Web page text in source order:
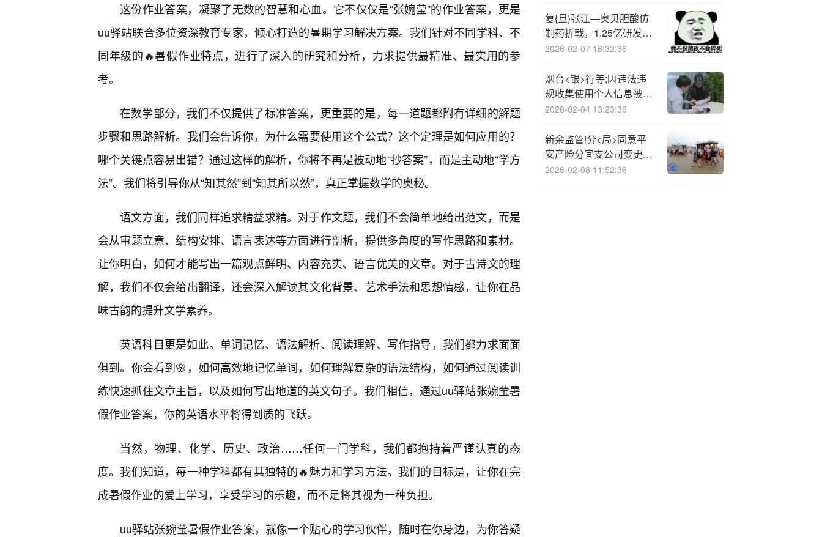
这份作业答案，凝聚了无数的智慧和心血。它不仅仅是“张婉莹”的作业答案，更是
uu驿站联合多位资深教育专家，倾心打造的暑期学习解决方案。我们针对不同学科、不
同年级的🔥暑假作业特点，进行了深入的研究和分析，力求提供最精准、最实用的参
考。
在数学部分，我们不仅提供了标准答案，更重要的是，每一道题都附有详细的解题
步骤和思路解析。我们会告诉你，为什么需要使用这个公式？这个定理是如何应用的？
哪个关键点容易出错？通过这样的解析，你将不再是被动地“抄答案”，而是主动地“学方
法”。我们将引导你从“知其然”到“知其所以然”，真正掌握数学的奥秘。
语文方面，我们同样追求精益求精。对于作文题，我们不会简单地给出范文，而是
会从审题立意、结构安排、语言表达等方面进行剖析，提供多角度的写作思路和素材。
让你明白，如何才能写出一篇观点鲜明、内容充实、语言优美的文章。对于古诗文的理
解，我们不仅会给出翻译，还会深入解读其文化背景、艺术手法和思想情感，让你在品
味古韵的提升文学素养。
英语科目更是如此。单词记忆、语法解析、阅读理解、写作指导，我们都力求面面
俱到。你会看到🌸，如何高效地记忆单词，如何理解复杂的语法结构，如何通过阅读训
练快速抓住文章主旨，以及如何写出地道的英文句子。我们相信，通过uu驿站张婉莹暑
假作业答案，你的英语水平将得到质的飞跃。
当然，物理、化学、历史、政治……任何一门学科，我们都抱持着严谨认真的态
度。我们知道，每一种学科都有其独特的🔥魅力和学习方法。我们的目标是，让你在完
成暑假作业的爱上学习，享受学习的乐趣，而不是将其视为一种负担。
uu驿站张婉莹暑假作业答案，就像一个贴心的学习伙伴，随时在你身边，为你答疑
复{旦}张江—奥贝胆酸仿
制药折戟，1.25亿研发打
水漂，背后藏匿哪些风
2026-02-07 16:32:36
烟台<银>行等;因违法违
规收集使用个人信息被通
报
2026-02-04 13:23:36
新余监管!分<局>同意平
安产险分宜支公司变更营
业场所
2026-02-08 11:52:36